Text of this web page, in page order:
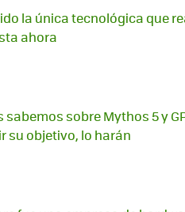
la única tecnológica que
ahora
sabemos sobre Mythos 5 y
su objetivo, lo harán